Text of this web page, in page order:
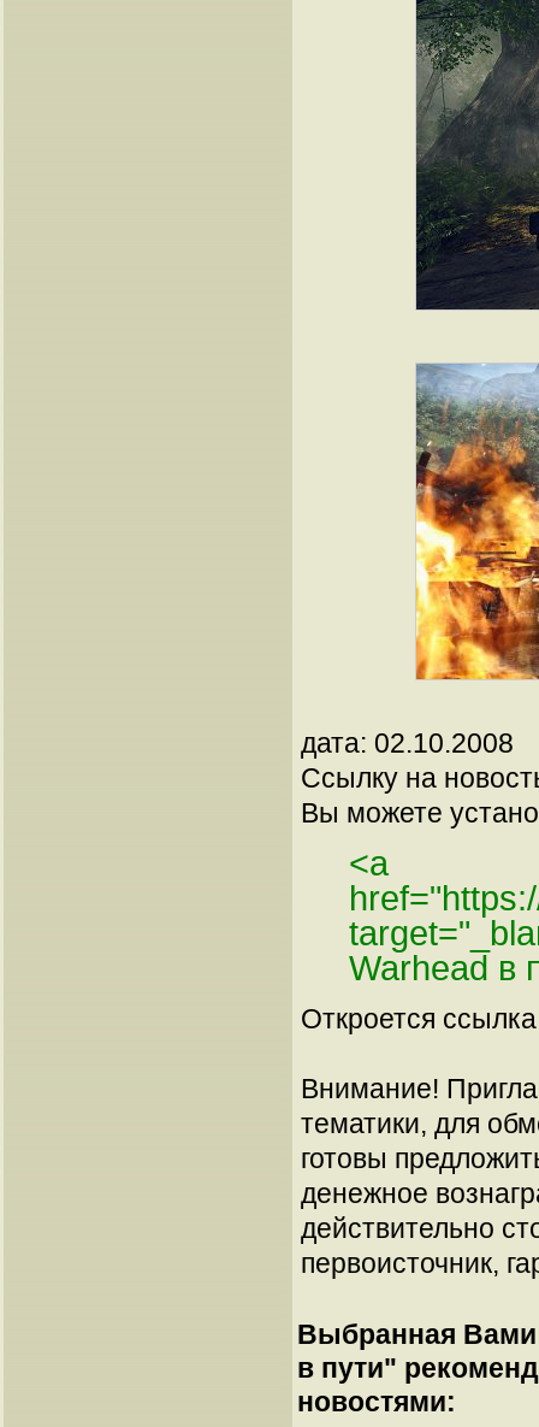
дата: 02.10.2008
Ссылку на
Вы можете
<a
Warhead в
Откроется
Внимание!
тематики, для
готовы
денежное
действительно
первоисточник,
Выбранная Вами
в пути"
новостями: